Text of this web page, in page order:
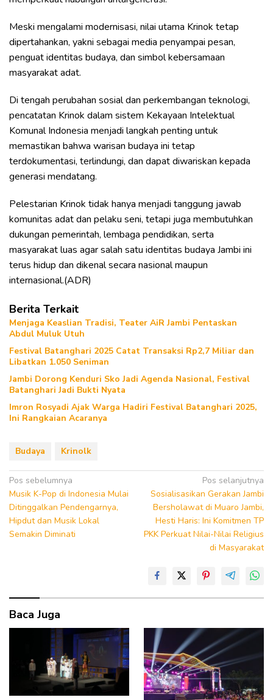
Meski mengalami modernisasi, nilai utama Krinok tetap
dipertahankan, yakni sebagai media penyampai pesan,
penguat identitas budaya, dan simbol kebersamaan
masyarakat adat.
Di tengah perubahan sosial dan perkembangan teknologi,
pencatatan Krinok dalam sistem Kekayaan Intelektual
Komunal Indonesia menjadi langkah penting untuk
memastikan bahwa warisan budaya ini tetap
terdokumentasi, terlindungi, dan dapat diwariskan kepada
generasi mendatang.
Pelestarian Krinok tidak hanya menjadi tanggung jawab
komunitas adat dan pelaku seni, tetapi juga membutuhkan
dukungan pemerintah, lembaga pendidikan, serta
masyarakat luas agar salah satu identitas budaya Jambi ini
terus hidup dan dikenal secara nasional maupun
internasional.(ADR)
Berita Terkait
Menjaga Keaslian Tradisi, Teater AiR Jambi Pentaskan
Abdul Muluk Utuh
Festival Batanghari 2025 Catat Transaksi Rp2,7 Miliar dan
Libatkan 1.050 Seniman
Jambi Dorong Kenduri Sko Jadi Agenda Nasional, Festival
Batanghari Jadi Bukti Nyata
Imron Rosyadi Ajak Warga Hadiri Festival Batanghari 2025,
Ini Rangkaian Acaranya
Budaya Krinolk
Navigasi
pos
Pos sebelumnya
Musik K-Pop di Indonesia Mulai
Ditinggalkan Pendengarnya,
Hipdut dan Musik Lokal
Semakin Diminati
Pos selanjutnya
Sosialisasikan Gerakan Jambi
Bersholawat di Muaro Jambi,
Hesti Haris: Ini Komitmen TP
PKK Perkuat Nilai-Nilai Religius
di Masyarakat
Baca Juga